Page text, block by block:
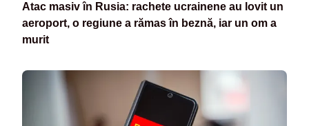
Atac masiv în Rusia: rachete ucrainene au lovit un
aeroport, o regiune a rămas în beznă, iar un om a
murit